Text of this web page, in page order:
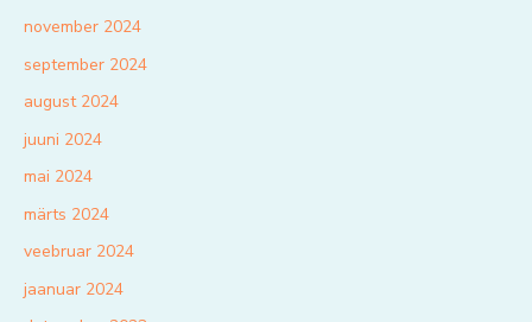
november 2024
september 2024
august 2024
juuni 2024
mai 2024
märts 2024
veebruar 2024
jaanuar 2024